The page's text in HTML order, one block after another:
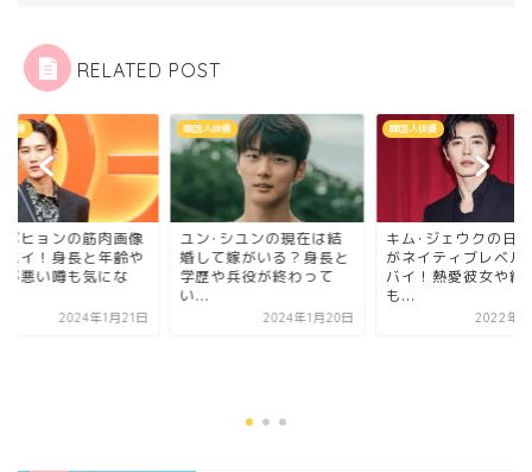
RELATED POST
俳優
ボヒョンの筋肉画像
バイ！身長と年齢や
が悪い噂も気にな
2024年1月21日
韓国人俳優
ユン･シユンの現在は結
婚して嫁がいる？身長と
学歴や兵役が終わって
い...
2024年1月20日
韓国人俳優
キム･ジェウクの日
がネイティブレベル
バイ！熱愛彼女や結
も...
2022年5